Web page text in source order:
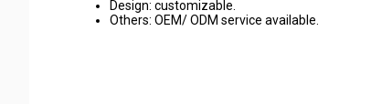
Design: customizable.
Others: OEM/ ODM service available.